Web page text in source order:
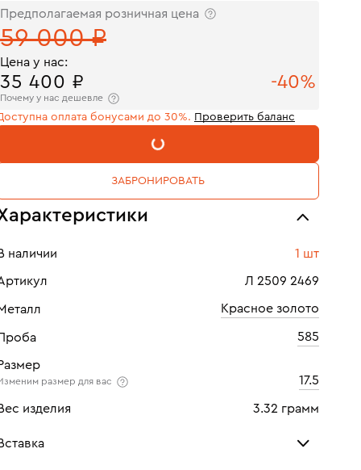
Предполагаемая розничная цена
59 000 ₽
Цена у нас:
35 400 ₽ -40%
Почему у нас дешевле
оплата бонусами до 30%. Проверить баланс
В КОРЗИНУ
ЗАБРОНИРОВАТЬ
наличии 1 шт
Л 2509 2469
Красное золото
585
размер для вас 17.5
изделия 3.32 грамм